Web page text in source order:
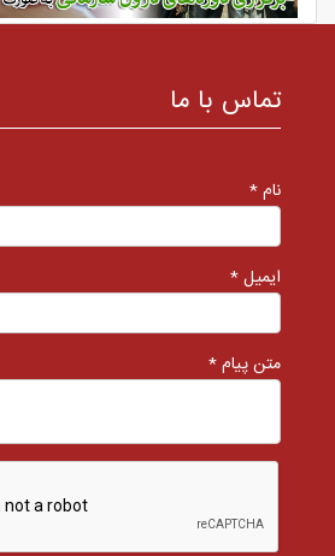
تماس با ما
نام *
ایمیل *
متن پیام *